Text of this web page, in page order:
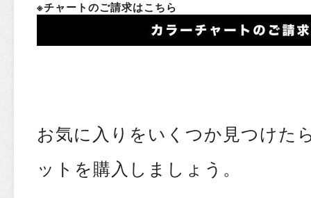
※チャートのご請求はこちら
お気に入りをいくつか見つけた
ットを購入しましょう。